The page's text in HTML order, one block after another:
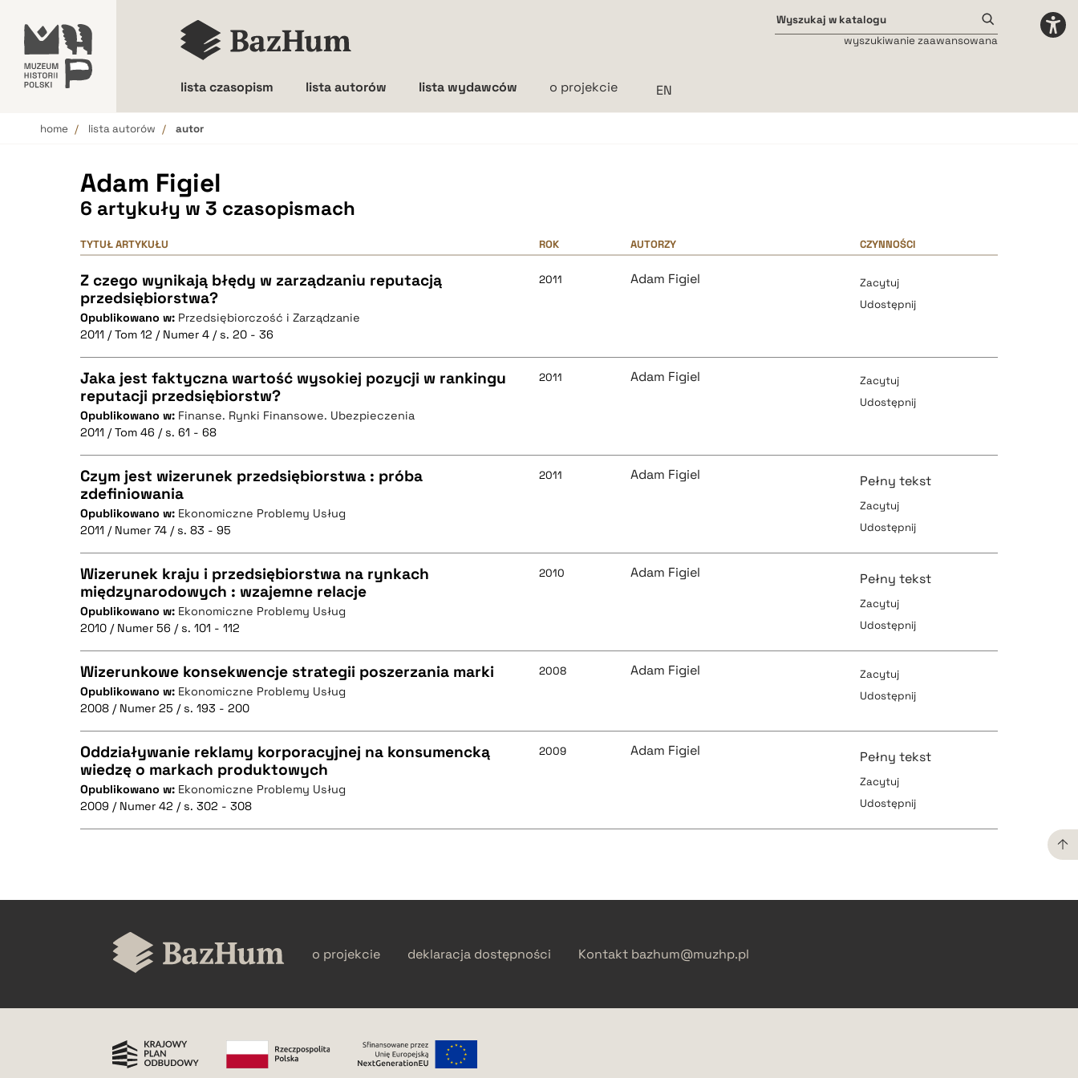
lista czasopism lista autorów lista wydawców o projekcie
wyszukiwanie zaawansowana
home lista autorów autor
Adam Figiel
6 artykuły w 3 czasopismach
TYTUŁ ARTYKUŁU ROK AUTORZY CZYNNOŚCI
Z czego wynikają błędy w zarządzaniu reputacją
przedsiębiorstwa?
Opublikowano w: Przedsiębiorczość i Zarządzanie
2011 / Tom 12 / Numer 4 / s. 20 - 36
2011 Adam Figiel
Zacytuj
Udostępnij
CZYSTY TEKST
pobierz cytat
BIBTEX
Jaka jest faktyczna wartość wysokiej pozycji w rankingu
reputacji przedsiębiorstw?
Opublikowano w: Finanse. Rynki Finansowe. Ubezpieczenia
2011 / Tom 46 / s. 61 - 68
2011 Adam Figiel
Zacytuj
Udostępnij
CZYSTY TEKST
pobierz cytat
BIBTEX
Czym jest wizerunek przedsiębiorstwa : próba
zdefiniowania
Opublikowano w: Ekonomiczne Problemy Usług
2011 / Numer 74 / s. 83 - 95
2011 Adam Figiel Pełny tekst
Zacytuj
Udostępnij
CZYSTY TEKST
pobierz cytat
BIBTEX
pobierz cytat
Wizerunek kraju i przedsiębiorstwa na rynkach
międzynarodowych : wzajemne relacje
Opublikowano w: Ekonomiczne Problemy Usług
2010 / Numer 56 / s. 101 - 112
2010 Adam Figiel Pełny tekst
Zacytuj
Udostępnij
CZYSTY TEKST
BIBTEX
pobierz cytat
Wizerunkowe konsekwencje strategii poszerzania marki
Opublikowano w: Ekonomiczne Problemy Usług
2008 / Numer 25 / s. 193 - 200
2008 Adam Figiel
Zacytuj
Udostępnij
CZYSTY TEKST
pobierz cytat
Oddziaływanie reklamy korporacyjnej na konsumencką
wiedzę o markach produktowych
Opublikowano w: Ekonomiczne Problemy Usług
2009 / Numer 42 / s. 302 - 308
2009 Adam Figiel Pełny tekst
Zacytuj
Udostępnij
pobierz cytat
o projekcie deklaracja dostępności Kontakt bazhum@muzhp.pl